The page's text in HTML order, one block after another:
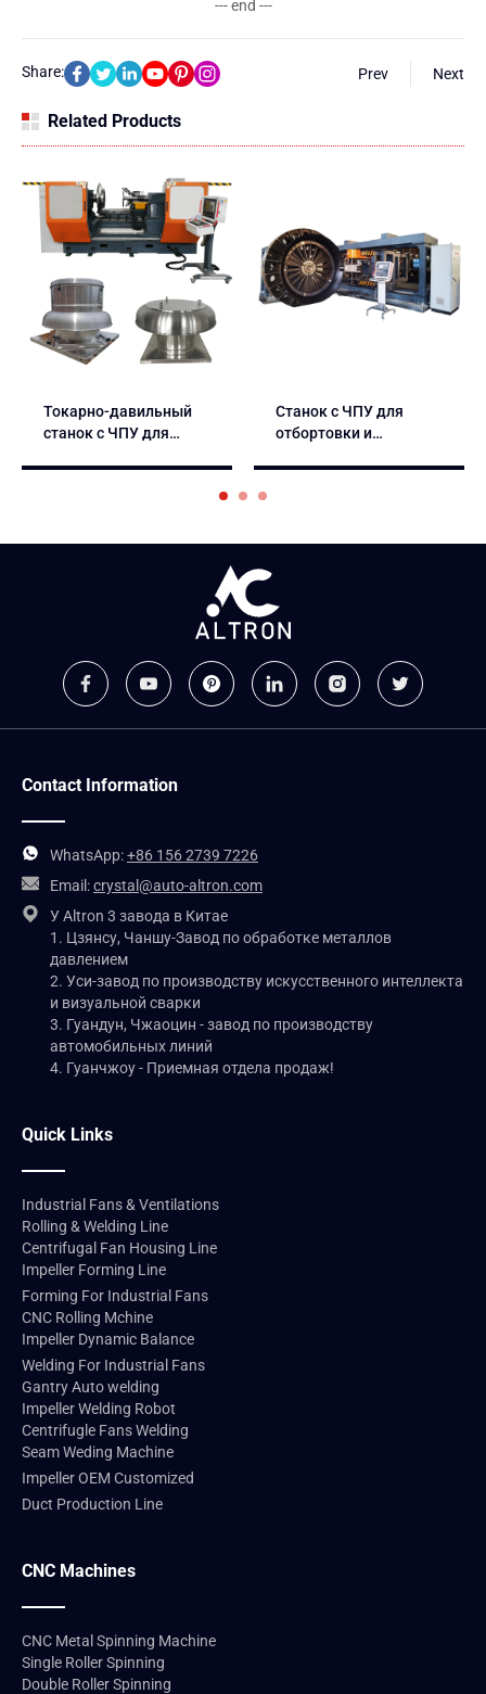
--- end ---
Share: Prev Next
Related Products
Токарно-давильный
станок с ЧПУ для
однороликовый
Станок с ЧПУ для
отбортовки и
Contact Information
WhatsApp:+86 156 2739 7226
Email:crystal@auto-altron.com
У Altron 3 завода в Китае
1. Цзянсу, Чаншу-Завод по обработке металлов
давлением
2. Уси-завод по производству искусственного интеллекта
и визуальной сварки
3. Гуандун, Чжаоцин - завод по производству
автомобильных линий
4. Гуанчжоу - Приемная отдела продаж!
Quick Links
Industrial Fans & Ventilations
Rolling & Welding Line
Centrifugal Fan Housing Line
Impeller Forming Line
Forming For Industrial Fans
CNC Rolling Mchine
Impeller Dynamic Balance
Welding For Industrial Fans
Gantry Auto welding
Impeller Welding Robot
Centrifugle Fans Welding
Seam Weding Machine
Impeller OEM Customized
Duct Production Line
CNC Machines
CNC Metal Spinning Machine
Single Roller Spinning
Double Roller Spinning